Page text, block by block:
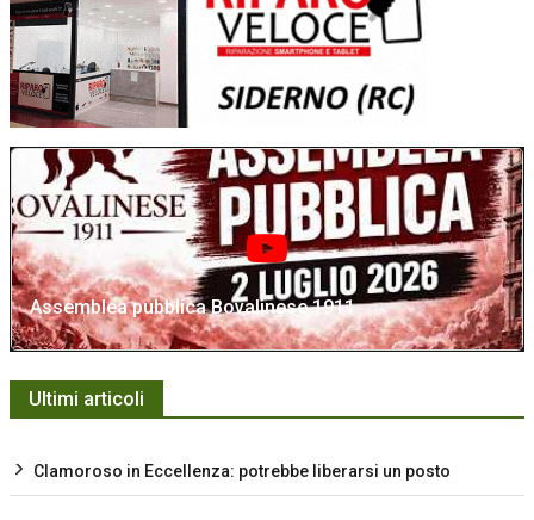
Assemblea pubblica Bovalinese 1911
Ultimi articoli
Clamoroso in Eccellenza: potrebbe liberarsi un posto